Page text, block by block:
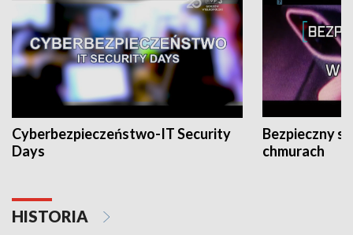
Cyberbezpieczeństwo-IT Security
Days
Bezpieczny
chmurach
HISTORIA